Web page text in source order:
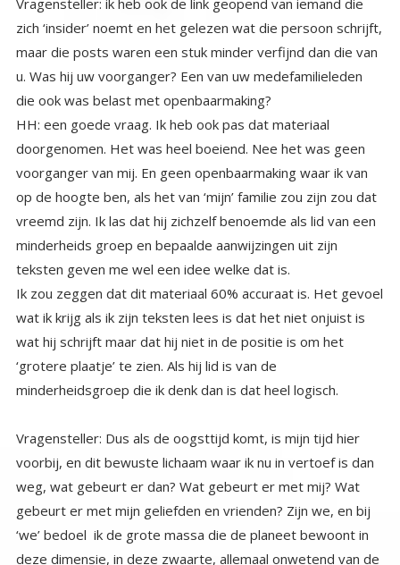
die ook was belast met openbaarmaking?
HH: een goede vraag. Ik heb ook pas dat materiaal
doorgenomen. Het was heel boeiend. Nee het was geen
voorganger van mij. En geen openbaarmaking waar ik van
op de hoogte ben, als het van ‘mijn’ familie zou zijn zou dat
vreemd zijn. Ik las dat hij zichzelf benoemde als lid van een
minderheids groep en bepaalde aanwijzingen uit zijn
teksten geven me wel een idee welke dat is.
Ik zou zeggen dat dit materiaal 60% accuraat is. Het gevoel
wat ik krijg als ik zijn teksten lees is dat het niet onjuist is
wat hij schrijft maar dat hij niet in de positie is om het
‘grotere plaatje’ te zien. Als hij lid is van de
minderheidsgroep die ik denk dan is dat heel logisch.
Vragensteller: Dus als de oogsttijd komt, is mijn tijd hier
voorbij, en dit bewuste lichaam waar ik nu in vertoef is dan
weg, wat gebeurt er dan? Wat gebeurt er met mij? Wat
gebeurt er met mijn geliefden en vrienden? Zijn we, en bij
‘we’ bedoel ik de grote massa die de planeet bewoont in
deze dimensie, in deze zwaarte, allemaal onwetend van de